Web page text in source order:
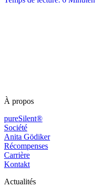
À propos
pureSilent®
Société
Anita Gödiker
Récompenses
Carrière
Kontakt
Actualités